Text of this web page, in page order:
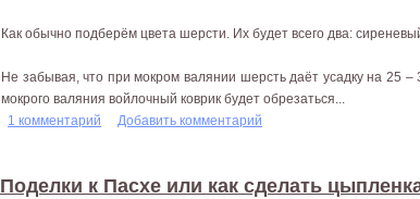
Как обычно подберём цвета шерсти. Их будет всего два:
Не забывая, что при мокром валянии шерсть даёт усадку на 25 –
мокрого валяния войлочный коврик будет обрезаться...
1 комментарий
Добавить комментарий
Поделки к Пасхе или как сделать